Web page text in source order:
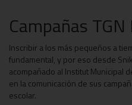
Campañas
Inscribir a los más pequeños a
fundamental, y por eso desde
acompañado al Institut Municipal
en la comunicación de sus
escolar.